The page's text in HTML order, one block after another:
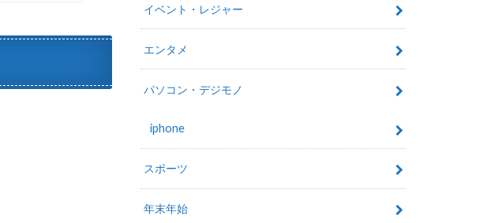
イベント・レジャー
エンタメ
パソコン・デジモノ
iphone
スポーツ
年末年始